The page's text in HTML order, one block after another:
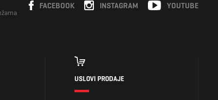
YOUTUBE
INSTAGRAM
FACEBOOK
USLOVI PRODAJE